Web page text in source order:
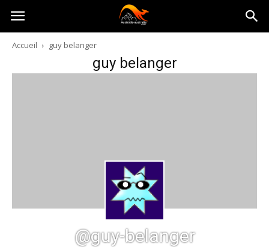
Australia-
australie.com
Accueil guy belanger
guy belanger
@guy-belanger